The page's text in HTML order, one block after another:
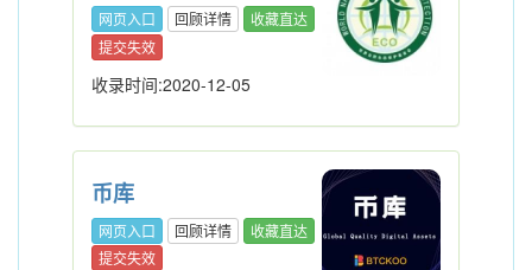
网页入口 回顾详情
收藏直达
提交失效
收录时间:2020-12-05
币库
网页入口 回顾详情
收藏直达
提交失效